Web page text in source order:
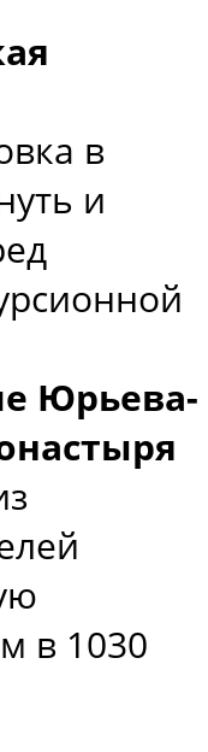
в
и
Юрьева-
в 1030